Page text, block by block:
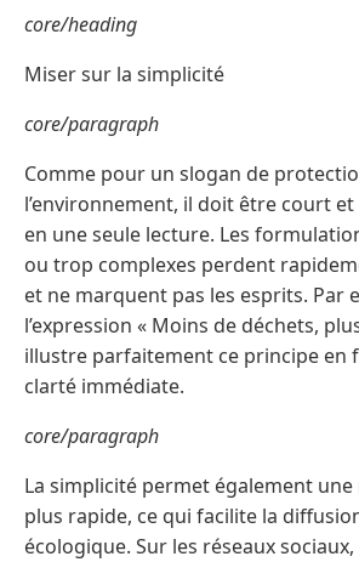
core/heading
Miser sur la simplicité
core/paragraph
Comme pour un slogan de
l’environnement, il doit être court
en une seule lecture. Les
ou trop complexes perdent
et ne marquent pas les esprits. Par
l’expression « Moins de déchets,
illustre parfaitement ce principe en
clarté immédiate.
core/paragraph
La simplicité permet également
plus rapide, ce qui facilite la
écologique. Sur les réseaux